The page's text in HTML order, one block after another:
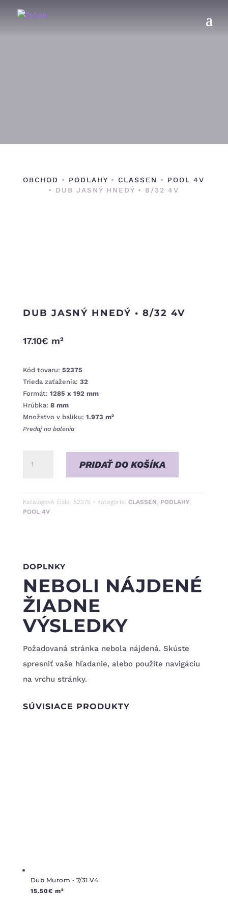
OBCHOD • PODLAHY •CLASSEN • POOL 4V
• DUB JASNÝ HNEDÝ • 8/32 4V
DUB JASNÝ HNEDÝ • 8/32 4V
17.10€ m²
Kód tovaru: 52375
Trieda zaťaženia: 32
Formát: 1285 x 192 mm
Hrúbka: 8 mm
Množstvo v balíku: 1.973 m²
Predaj na balenia
hnedý
PRIDAŤ DO KOŠÍKA
Katalógové číslo: 52375 Kategórie: CLASSEN, PODLAHY,
POOL 4V
DOPLNKY
NEBOLI NÁJDENÉ
ŽIADNE
VÝSLEDKY
Požadovaná stránka nebola nájdená. Skúste
spresniť vaše hľadanie, alebo použite navigáciu
na vrchu stránky.
SÚVISIACE PRODUKTY
Dub Murom • 7/31 V4
15.50€ m²